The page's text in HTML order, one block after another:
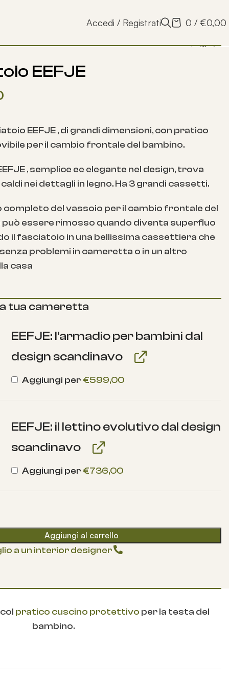
Accedi / Registrati 0 / €0,00
EEFJE
EEFJE , di grandi dimensioni, con pratico
per il cambio frontale del bambino.
, semplice ee elegante nel design, trova
nei dettagli in legno. Ha 3 grandi cassetti.
del vassoio per il cambio frontale del
può essere rimosso quando diventa superfluo
il fasciatoio in una bellissima cassettiera che
problemi in cameretta o in un altro
casa
tua cameretta
EEFJE: l'armadio per bambini dal
design scandinavo
Aggiungi per €599,00
EEFJE: il lettino evolutivo dal design
scandinavo
Aggiungi per €736,00
Aggiungi al carrello
a un interior designer
pratico cuscino protettivo per la testa del
bambino.